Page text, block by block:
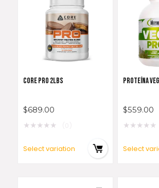
CORE PRO 2LBS
$689.00
★★★★★
Select variation
PROTEÍNA
$559.00
★★★★★
Select